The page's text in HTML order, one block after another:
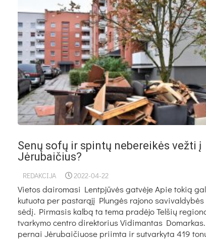
Senų sofų ir spintų nebereikės vežti į
Jėrubaičius?
REDAKCIJA 2022-04-22
Vie­tos dai­ro­ma­si Lentpjūvės gatvė­je Apie to­kią
ku­tuo­ta per pa­starąjį Plungės ra­jo­no
sėdį. Pir­ma­sis kalbą ta te­ma pra­dėjo Tel­šių
tvar­ky­mo cent­ro di­rek­to­rius Vi­di­man­tas
per­nai Jėru­bai­čiuo­se priim­ta ir su­tvar­ky­ta 419